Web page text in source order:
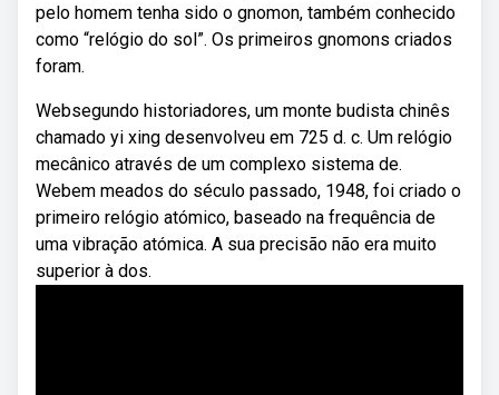
pelo homem tenha sido o gnomon, também conhecido
como “relógio do sol”. Os primeiros gnomons criados
foram.
Websegundo historiadores, um monte budista chinês
chamado yi xing desenvolveu em 725 d. c. Um relógio
mecânico através de um complexo sistema de.
Webem meados do século passado, 1948, foi criado o
primeiro relógio atómico, baseado na frequência de
uma vibração atómica. A sua precisão não era muito
superior à dos.